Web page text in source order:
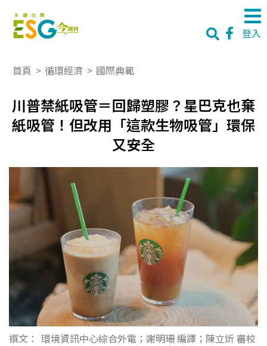
登入
首頁 > 循環經濟 > 國際典範
川普禁紙吸管＝回歸塑膠？星巴克也棄
紙吸管！但改用「這款生物吸管」環保
又安全
撰文：
環境資訊中心綜合外電；謝明珊 編譯；陳立炘 審校